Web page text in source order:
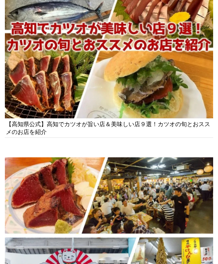
【高知県公式】高知でカツオが旨い店＆美味しい店９選！カツオの旬とおスス
メのお店を紹介